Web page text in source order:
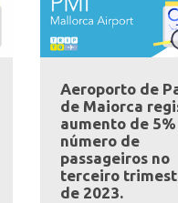
Aeroporto de
de Maiorca
aumento de
número de
passageiros no
terceiro
de 2023.